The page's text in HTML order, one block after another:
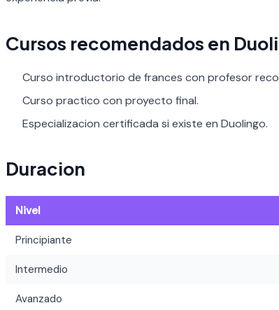
Cursos recomendados en
Curso introductorio de frances con profesor
Curso practico con proyecto final.
Especializacion certificada si existe en Duolingo.
Duracion
Nivel
Principiante
Intermedio
Avanzado